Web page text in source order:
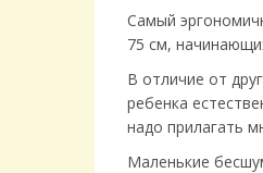
Самый
75 см,
В отличие от
ребенка
надо прилагать
Маленькие